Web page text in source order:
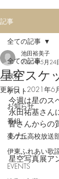
記事
全ての記事
取材
ゲスト
お知らせ
番組
夢ケ丘高校放送
伊東ふれあい歌
EVENTS
全ての記事
星空スケ
池田裕美子
2021年5月24
更新日：2021年6
今週は星のス
永田祐基さん
皆さんからの
した。
星空写真展ア